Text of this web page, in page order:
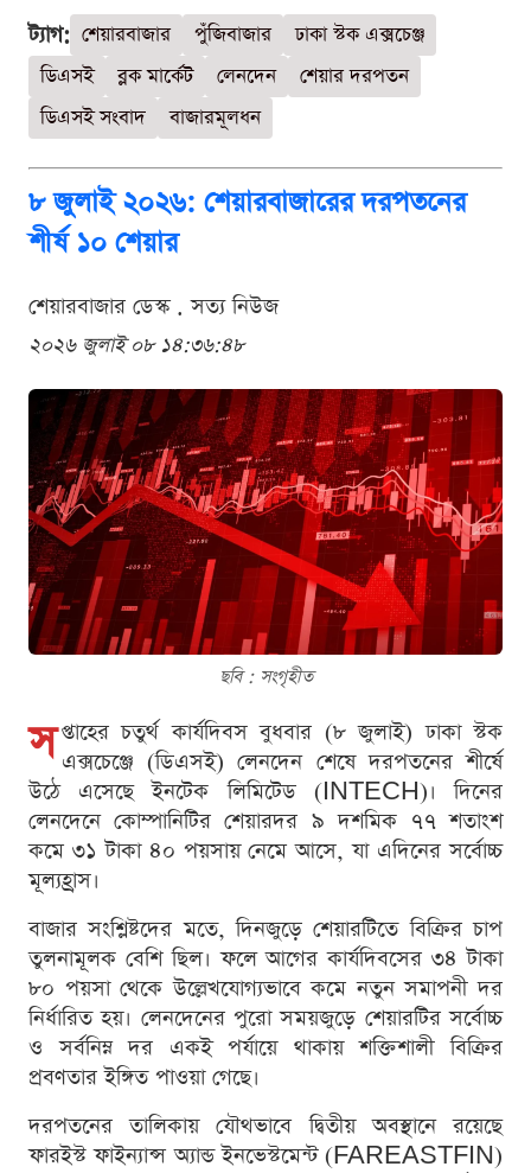
ট্যাগ: শেয়ারবাজার পুঁজিবাজার
ঢাকা স্টক এক্সচেঞ্জ
ডিএসই
ব্লক মার্কেট লেনদেন
শেয়ার দরপতন
ডিএসই সংবাদ
বাজারমূলধন
৮ জুলাই ২০২৬: শেয়ারবাজারের দরপতনের
শীর্ষ ১০ শেয়ার
শেয়ারবাজার ডেস্ক . সত্য নিউজ
২০২৬ জুলাই ০৮ ১৪:৩৬:৪৮
ছবি : সংগৃহীত
স প্তাহের চতুর্থ কার্যদিবস বুধবার (৮ জুলাই) ঢাকা স্টক
এক্সচেঞ্জে (ডিএসই) লেনদেন শেষে দরপতনের শীর্ষে
উঠে এসেছে ইনটেক লিমিটেড (INTECH)। দিনের
লেনদেনে কোম্পানিটির শেয়ারদর ৯ দশমিক ৭৭ শতাংশ
কমে ৩১ টাকা ৪০ পয়সায় নেমে আসে, যা এদিনের সর্বোচ্চ
মূল্যহ্রাস।
বাজার সংশ্লিষ্টদের মতে, দিনজুড়ে শেয়ারটিতে বিক্রির চাপ
তুলনামূলক বেশি ছিল। ফলে আগের কার্যদিবসের ৩৪ টাকা
৮০ পয়সা থেকে উল্লেখযোগ্যভাবে কমে নতুন সমাপনী দর
নির্ধারিত হয়। লেনদেনের পুরো সময়জুড়ে শেয়ারটির সর্বোচ্চ
ও সর্বনিম্ন দর একই পর্যায়ে থাকায় শক্তিশালী বিক্রির
প্রবণতার ইঙ্গিত পাওয়া গেছে।
দরপতনের তালিকায় যৌথভাবে দ্বিতীয় অবস্থানে রয়েছে
ফারইস্ট ফাইন্যান্স অ্যান্ড ইনভেস্টমেন্ট (FAREASTFIN)